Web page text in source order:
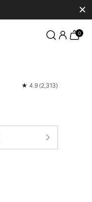
✕
0
★ 4.9 (2,313)